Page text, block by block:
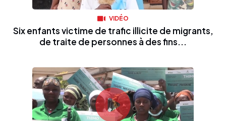
VIDÉO
Six enfants victime de trafic illicite de migrants,
de traite de personnes à des fins...